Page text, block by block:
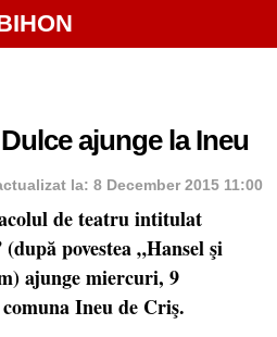
ajunge la Ineu
la: 8 December 2015 11:00
de teatru intitulat
povestea „Hansel şi
ajunge miercuri, 9
Ineu de Criş.